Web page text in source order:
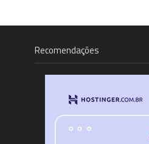
Recomendações